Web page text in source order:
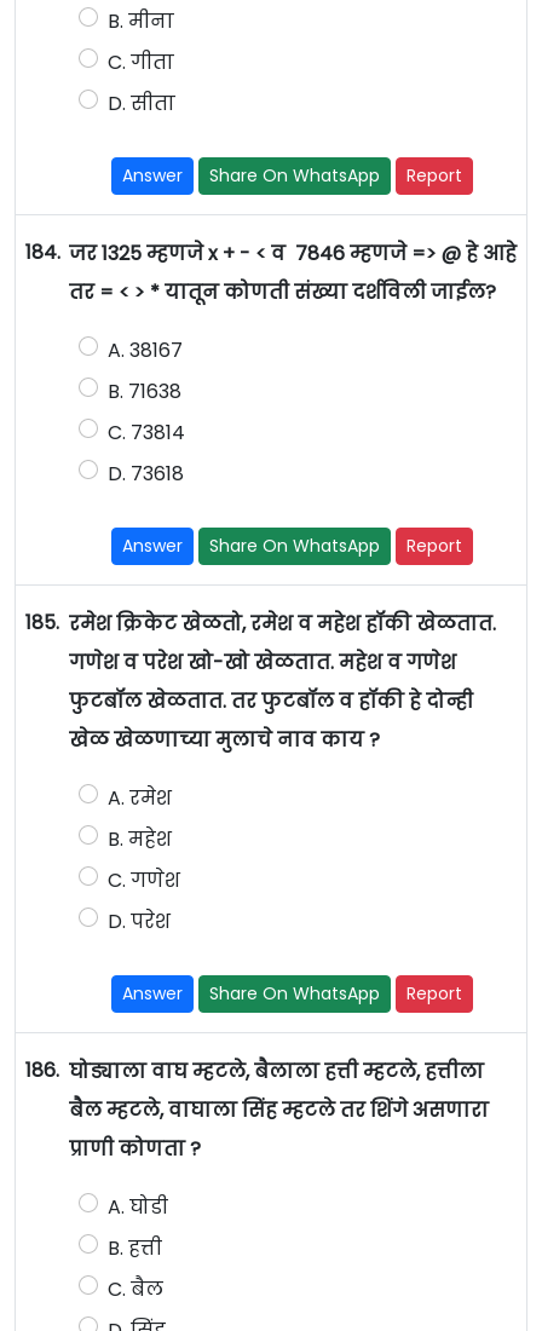
B. मीना
C. गीता
D. सीता
Answer Share On WhatsApp Report
184. जर 1325 म्हणजे x + - < व 7846 म्हणजे => @ हे आहे
तर = < > * यातून कोणती संख्या दर्शविली जाईल?
A. 38167
B. 71638
C. 73814
D. 73618
Answer Share On WhatsApp Report
185. रमेश क्रिकेट खेळतो, रमेश व महेश हॉकी खेळतात.
गणेश व परेश खो-खो खेळतात. महेश व गणेश
फुटबॉल खेळतात. तर फुटबॉल व हॉकी हे दोन्ही
खेळ खेळणाच्या मुलाचे नाव काय ?
A. रमेश
B. महेश
C. गणेश
D. परेश
Answer Share On WhatsApp Report
186. घोड्याला वाघ म्हटले, बैलाला हत्ती म्हटले, हत्तीला
बैल म्हटले, वाघाला सिंह म्हटले तर शिंगे असणारा
प्राणी कोणता ?
A. घोडी
B. हत्ती
C. बैल